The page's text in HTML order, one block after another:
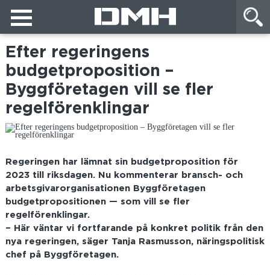
Efter regeringens
budgetproposition –
Byggföretagen vill se fler
regelförenklingar
Regeringen har lämnat sin budgetproposition för
2023 till riksdagen. Nu kommenterar bransch- och
arbetsgivarorganisationen Byggföretagen
budgetpropositionen — som vill se fler
regelförenklingar.
– Här väntar vi fortfarande på konkret politik från den
nya regeringen, säger Tanja Rasmusson, näringspolitisk
chef på Byggföretagen.